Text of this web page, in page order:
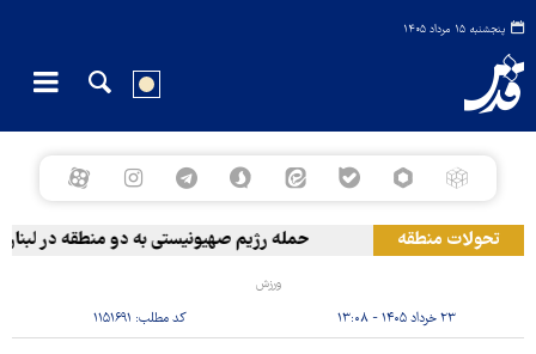
پنجشنبه ۱۵ مرداد ۱۴۰۵
تحولات منطقه حمله رژیم صهیونیستی به دو منطقه در لبنان
ورزش
۲۳ خرداد ۱۴۰۵ - ۱۳:۰۸ کد مطلب: ۱۱۵۱۶۹۱